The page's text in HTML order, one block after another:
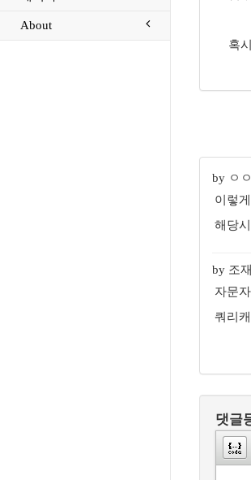
About
혹
by ㅇ
이렇
해당
by 조
자문
쿼리
댓글